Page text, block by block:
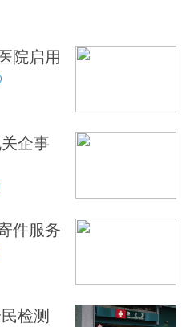
院启用
企事
件服务
检测